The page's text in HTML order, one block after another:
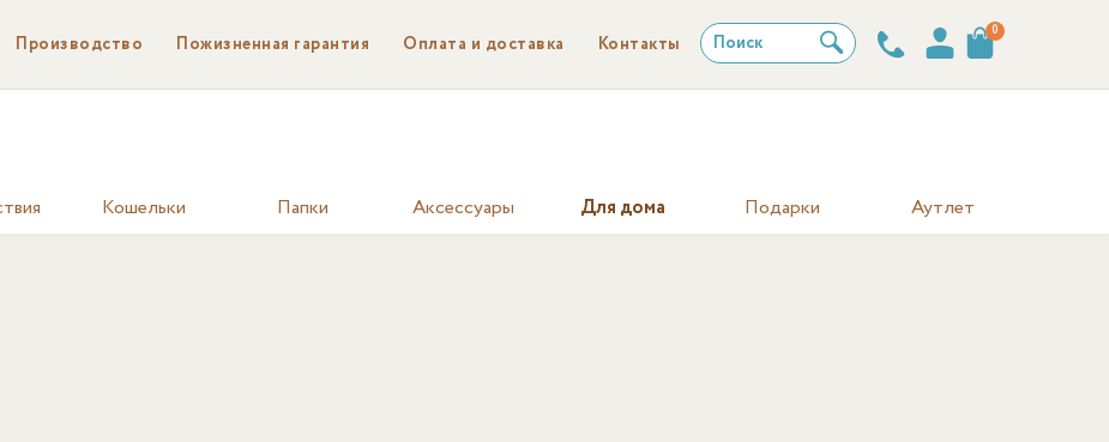
Производство Пожизненная гарантия Оплата и доставка Контакты Поиск 0
Кошельки Папки Аксессуары Для дома Подарки
Аутлет